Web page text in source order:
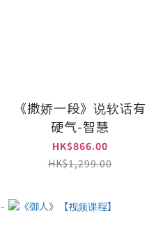
《撒娇一段》说软话有
硬气-智慧
HK$866.00
HK$1,299.00